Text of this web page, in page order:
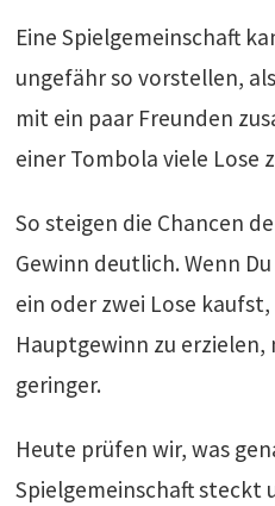
Eine Spielgemeinschaft
ungefähr so vorstellen,
mit ein paar Freunden
einer Tombola viele Lose
So steigen die Chancen
Gewinn deutlich. Wenn
ein oder zwei Lose
Hauptgewinn zu
geringer.
Heute prüfen wir, was
Spielgemeinschaft steckt